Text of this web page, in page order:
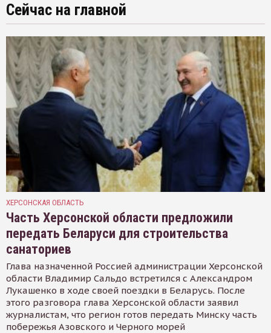
Сейчас на главной
ХЕРСОНСКАЯ ОБЛАСТЬ
Часть Херсонской области предложили
передать Беларуси для строительства
санаториев
Глава назначенной Россией администрации Херсонской
области Владимир Сальдо встретился с Александром
Лукашенко в ходе своей поездки в Беларусь. После
этого разговора глава Херсонской области заявил
журналистам, что регион готов передать Минску часть
побережья Азовского и Черного морей